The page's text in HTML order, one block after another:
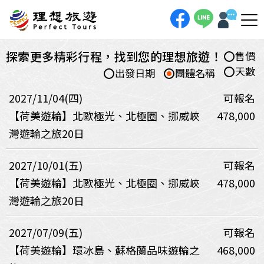
探索更多精彩行程，找到您的理想旅遊！
售價
天數
團體名稱
出發日期
2027/11/04(四)
可報名
【荷美遊輪】北歐極光、北極圈、挪威峽
灣遊輪之旅20日
478,000
2027/10/01(五)
可報名
【荷美遊輪】北歐極光、北極圈、挪威峽
灣遊輪之旅20日
478,000
2027/07/09(五)
可報名
【荷美遊輪】環冰島、蘇格蘭品味遊輪之
468,000